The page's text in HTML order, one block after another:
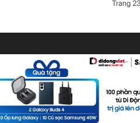
Trang